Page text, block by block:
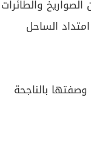
والطائرات
الساحل
بالناجحة